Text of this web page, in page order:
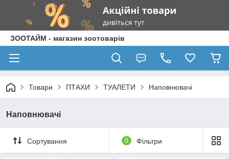
ЗООТАЙМ - магазин зоотоварів
Товари ПТАХИ ТУАЛЕТИ Наповнювачі
Наповнювачі
Сортування 0 Фільтри